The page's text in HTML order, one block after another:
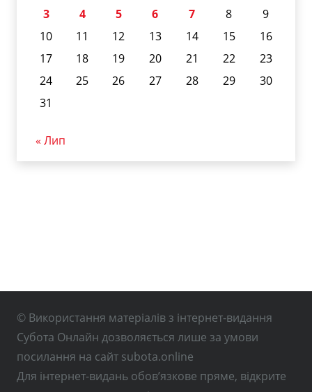
3
4 5 6 7 8
9
10
11 12 13 14 15
16
17
18 19 20 21 22
23
24
25 26 27 28 29
30
31
« Лип
© Використання матеріалів з інтернет-видання
Субота Онлайн дозволяється лише за умови
посилання на сайт subota.online
Для інтернет-видань обов’язкове пряме, відкрите